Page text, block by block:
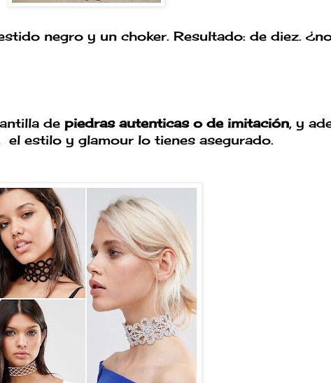
negro y un choker. Resultado: de diez.
de piedras autenticas o de imitación, y
el estilo y glamour lo tienes asegurado.